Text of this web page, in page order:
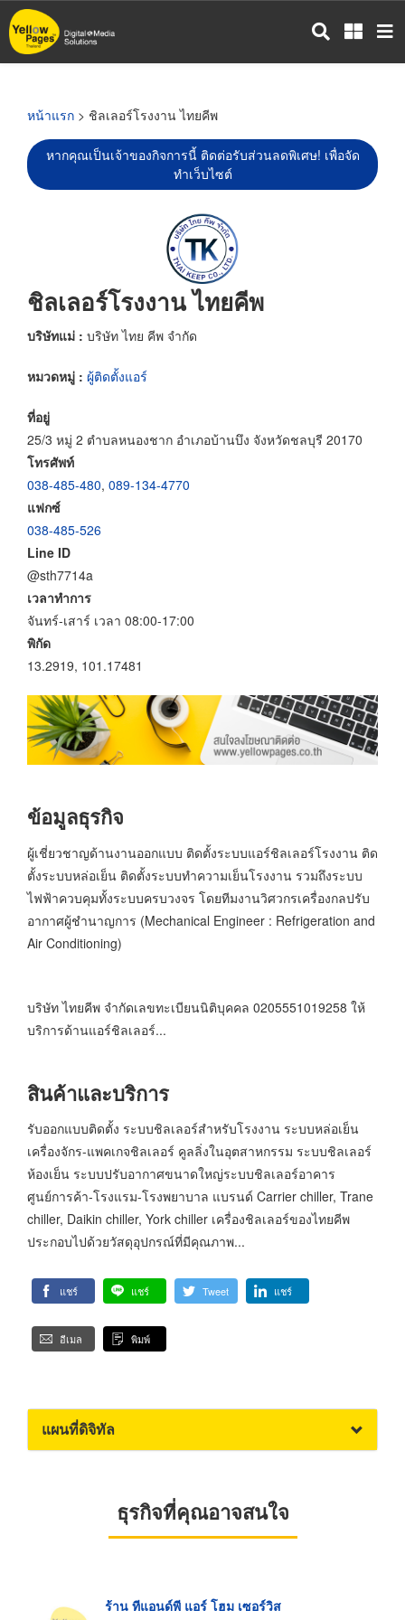
ข้าม
ไป
หน้าแรก > ชิลเลอร์โรงงาน ไทยคีพ
หากคุณเป็นเจ้าของกิจการนี้ ติดต่อรับส่วนลดพิเศษ! เพื่อจัด
ทำเว็บไซต์
ชิลเลอร์โรงงาน ไทยคีพ
บริษัทแม่ : บริษัท ไทย คีพ จำกัด
หมวดหมู่ : ผู้ติดตั้งแอร์
ที่อยู่
25/3 หมู่ 2 ตำบลหนองชาก อำเภอบ้านบึง จังหวัดชลบุรี 20170
โทรศัพท์
038-485-480, 089-134-4770
แฟกซ์
038-485-526
Line ID
@sth7714a
เวลาทำการ
จันทร์-เสาร์ เวลา 08:00-17:00
พิกัด
13.2919, 101.17481
ข้อมูลธุรกิจ
ผู้เชี่ยวชาญด้านงานออกแบบ ติดตั้งระบบแอร์ชิลเลอร์โรงงาน ติด
ตั้งระบบหล่อเย็น ติดตั้งระบบทำความเย็นโรงงาน รวมถึงระบบ
ไฟฟ้าควบคุมทั้งระบบครบวงจร โดยทีมงานวิศวกรเครื่องกลปรับ
อากาศผู้ชำนาญการ (Mechanical Engineer : Refrigeration and
Air Conditioning)
บริษัท ไทยคีพ จำกัดเลขทะเบียนนิติบุคคล 0205551019258 ให้
บริการด้านแอร์ชิลเลอร์...
สินค้าและบริการ
รับออกแบบติดตั้ง ระบบชิลเลอร์สำหรับโรงงาน ระบบหล่อเย็น
เครื่องจักร-แพคเกจชิลเลอร์ คูลลิ่งในอุตสาหกรรม ระบบชิลเลอร์
ห้องเย็น ระบบปรับอากาศขนาดใหญ่ระบบชิลเลอร์อาคาร
ศูนย์การค้า-โรงแรม-โรงพยาบาล แบรนด์ Carrier chiller, Trane
chiller, Daikin chiller, York chiller เครื่องชิลเลอร์ของไทยคีพ
ประกอบไปด้วยวัสดุอุปกรณ์ที่มีคุณภาพ...
แชร์ แชร์ Tweet แชร์
อีเมล พิมพ์
แผนที่ดิจิทัล
ธุรกิจที่คุณอาจสนใจ
ร้าน ทีแอนด์พี แอร์ โฮม เซอร์วิส